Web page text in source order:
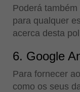
Poderá
para qualquer
acerca desta
6. Google
Para fornecer
como os seus